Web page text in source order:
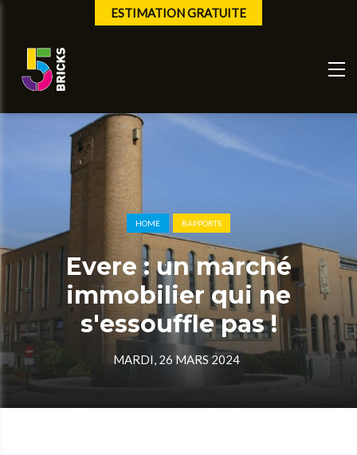
ESTIMATION GRATUITE
HOME RAPPORTS
Evere : un marché
immobilier qui ne
s'essouffle pas !
MARDI, 26 MARS 2024